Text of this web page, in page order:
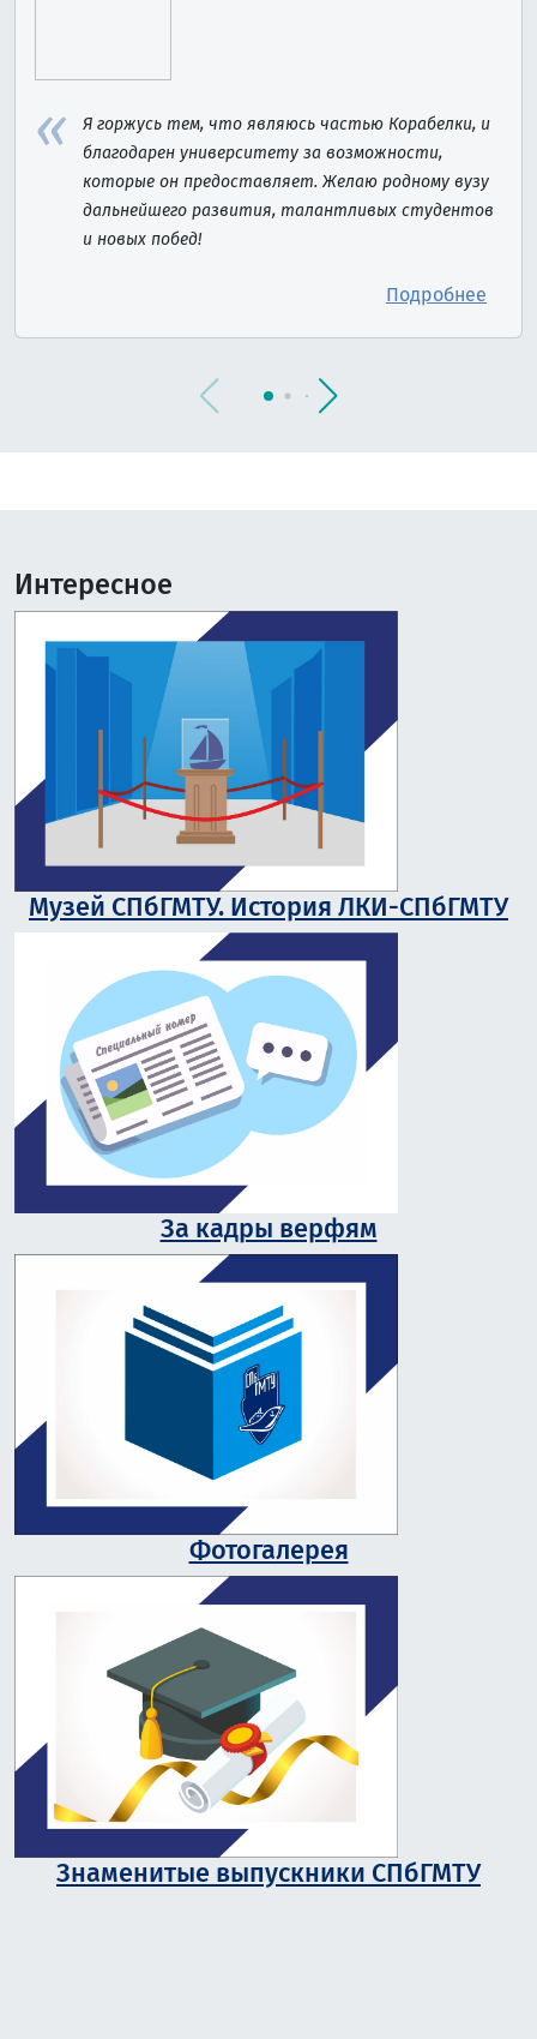
Я горжусь тем, что являюсь частью Корабелки, и
благодарен университету за возможности,
которые он предоставляет. Желаю родному вузу
дальнейшего развития, талантливых студентов
и новых побед!
Подробнее
Интересное
Музей СПбГМТУ. История ЛКИ-СПбГМТУ
За кадры верфям
Фотогалерея
Знаменитые выпускники СПбГМТУ